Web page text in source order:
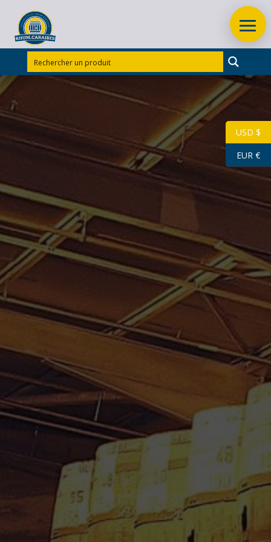
Accueil/Rhums d'exception
Martinique/RHUM BLANC BALLY 70 CL 50° GRAPPE
BLANCHE CIRCA 1985
Rupture
RHUM BLANC BALLY 70 CL
USD $
EUR €